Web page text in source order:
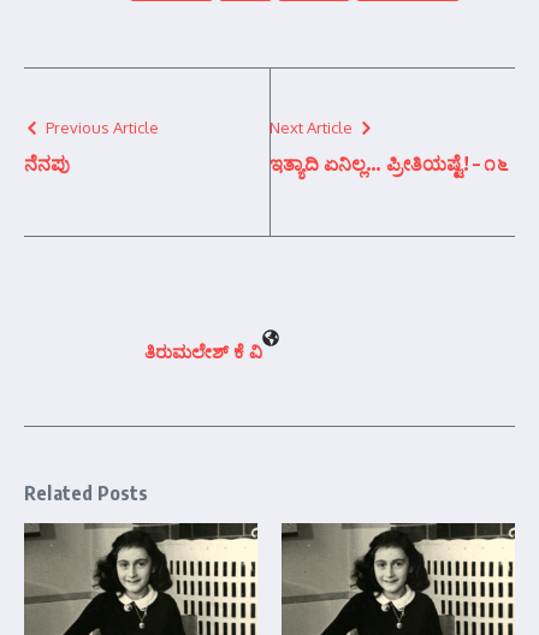
Previous Article
ನೆನಪು
Next Article
ಇತ್ಯಾದಿ ಏನಿಲ್ಲ… ಪ್ರೀತಿಯಷ್ಟೆ! – ೧೬
ತಿರುಮಲೇಶ್ ಕೆ ವಿ
Related Posts